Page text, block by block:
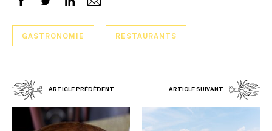
GASTRONOMIE RESTAURANTS
ARTICLE PRÉDÉDENT ARTICLE SUIVANT